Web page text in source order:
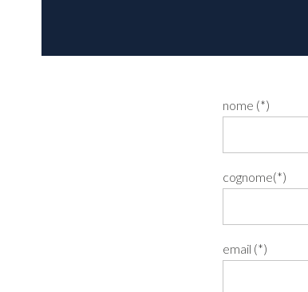
nome (*)
cognome(*)
email (*)